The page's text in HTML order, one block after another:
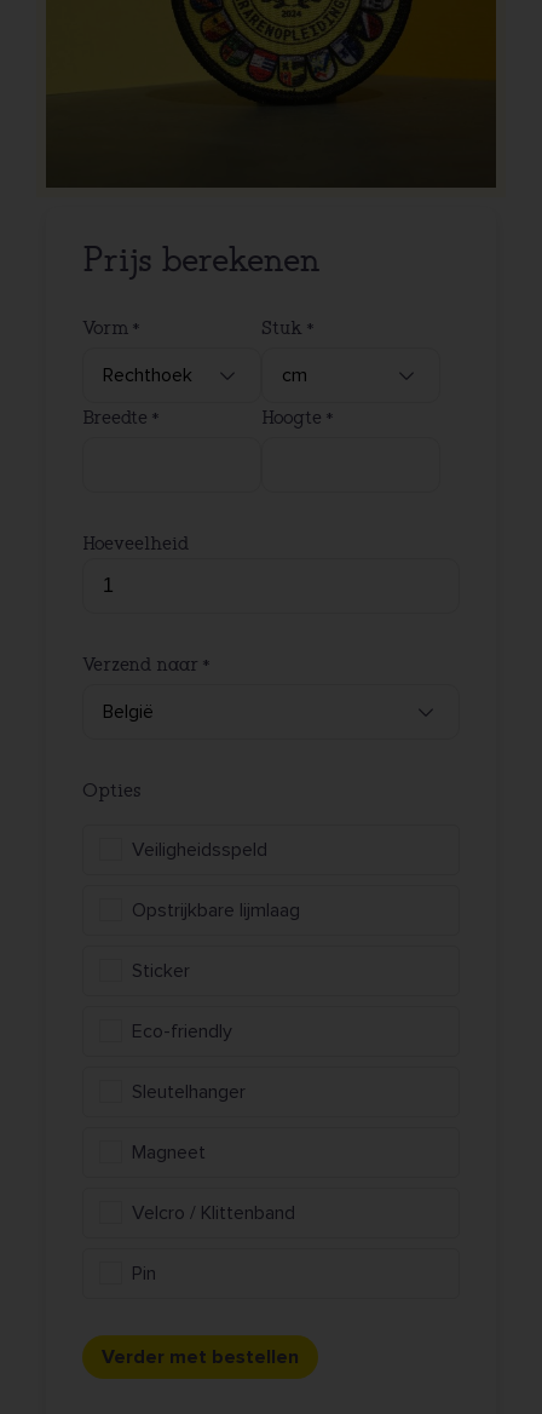
Prijs berekenen
Vorm Stuk
Breedte Hoogte
Hoeveelheid
Verzend naar
Opties
Veiligheidsspeld
Opstrijkbare lijmlaag
Sticker
Eco-friendly
Sleutelhanger
Magneet
Velcro / Klittenband
Pin
Verder met bestellen